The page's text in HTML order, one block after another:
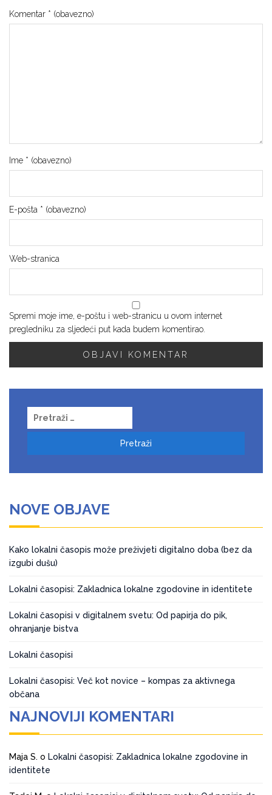
Komentar * (obavezno)
Ime * (obavezno)
E-pošta * (obavezno)
Web-stranica
Spremi moje ime, e-poštu i web-stranicu u ovom internet
pregledniku za sljedeći put kada budem komentirao.
Pretraži:
NOVE OBJAVE
Kako lokalni časopis može preživjeti digitalno doba (bez da
izgubi dušu)
Lokalni časopisi: Zakladnica lokalne zgodovine in identitete
Lokalni časopisi v digitalnem svetu: Od papirja do pik,
ohranjanje bistva
Lokalni časopisi
Lokalni časopisi: Več kot novice – kompas za aktivnega
občana
NAJNOVIJI KOMENTARI
Maja S. o Lokalni časopisi: Zakladnica lokalne zgodovine in
identitete